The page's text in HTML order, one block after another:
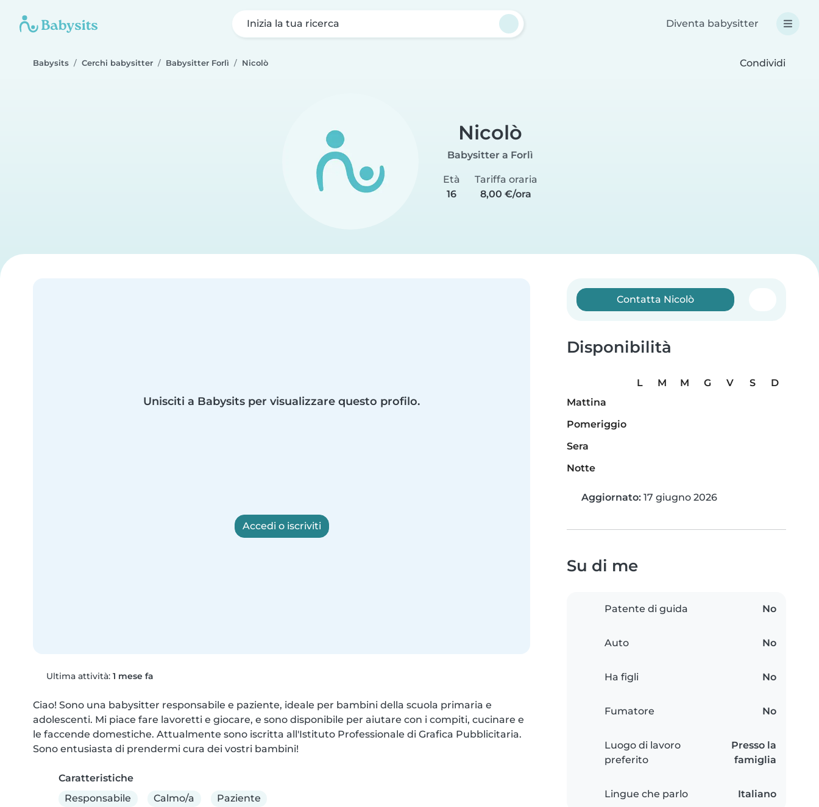
Inizia la tua ricerca Diventa babysitter
Babysits Cerchi babysitter Babysitter Forlì Nicolò Condividi
Nicolò
Babysitter a Forlì
Età
16
Tariffa oraria
8,00 €/ora
Unisciti a Babysits per visualizzare questo profilo.
Accedi o iscriviti
Ultima attività: 1 mese fa
Ciao! Sono una babysitter responsabile e paziente, ideale per bambini della scuola primaria e
adolescenti. Mi piace fare lavoretti e giocare, e sono disponibile per aiutare con i compiti, cucinare e
le faccende domestiche. Attualmente sono iscritta all'Istituto Professionale di Grafica Pubblicitaria.
Sono entusiasta di prendermi cura dei vostri bambini!
Caratteristiche
Responsabile
Calmo/a Paziente
Contatta Nicolò
Disponibilità
L M M G V S
D
Mattina
Pomeriggio
Sera
Notte
Aggiornato: 17 giugno 2026
Su di me
Patente di guida No
Auto No
Ha figli No
Fumatore No
Luogo di lavoro
preferito
Presso la
famiglia
Lingue che parlo Italiano